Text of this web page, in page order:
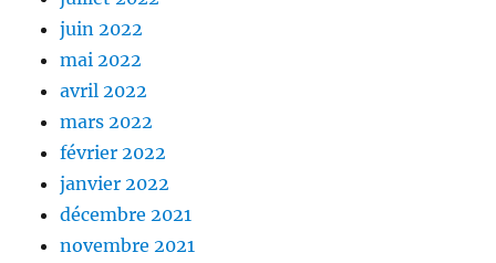
juin 2022
mai 2022
avril 2022
mars 2022
février 2022
janvier 2022
décembre 2021
novembre 2021